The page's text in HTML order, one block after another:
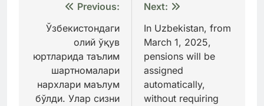
Навигация
по
записям
Previous:
Ўзбекистондаги
олий ўқув
юртларида таълим
шартномалари
нархлари маълум
бўлди. Улар сизни
Next:
In Uzbekistan, from
March 1, 2025,
pensions will be
assigned
automatically,
without requiring